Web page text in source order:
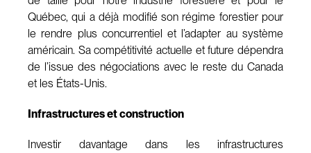
Québec, qui a déjà modifié son régime forestier pour
le rendre plus concurrentiel et l’adapter au système
américain. Sa compétitivité actuelle et future dépendra
de l’issue des négociations avec le reste du Canada
et les États-Unis.
Infrastructures et construction
Investir davantage dans les infrastructures